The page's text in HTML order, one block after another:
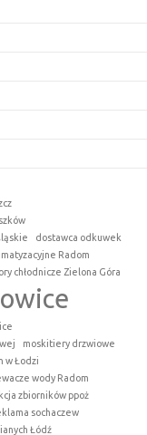
dostawca odkuwek
Radom
chłodnicze Zielona Góra
moskitiery drzwiowe
w Łodzi
wody Radom
zbiorników ppoż
sochaczew
Łódź